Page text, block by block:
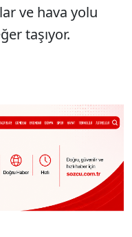
ve hava yolu
taşıyor.